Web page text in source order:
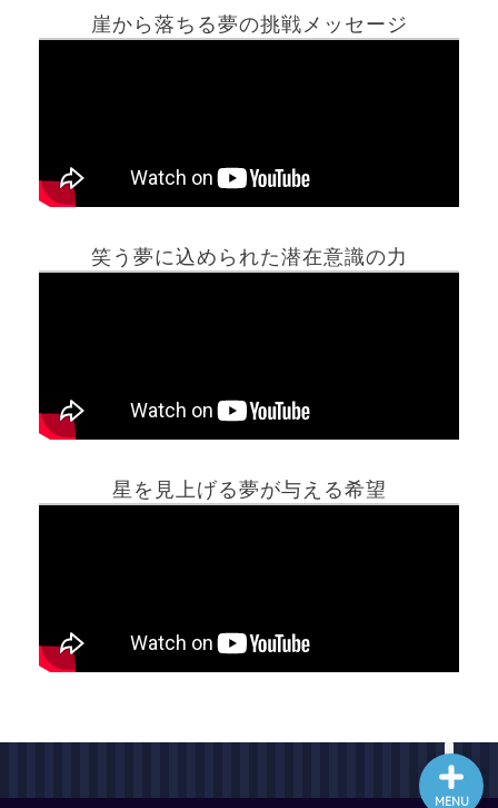
崖から落ちる夢の挑戦メッセージ
笑う夢に込められた潜在意識の力
星を見上げる夢が与える希望
MENU
ホーム
最新記事動画